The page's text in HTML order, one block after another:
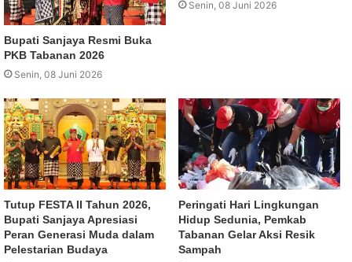
Bupati Sanjaya Resmi Buka
PKB Tabanan 2026
Senin, 08 Juni 2026
Senin, 08 Juni 2026
Tutup FESTA II Tahun 2026,
Bupati Sanjaya Apresiasi
Peran Generasi Muda dalam
Pelestarian Budaya
Peringati Hari Lingkungan
Hidup Sedunia, Pemkab
Tabanan Gelar Aksi Resik
Sampah